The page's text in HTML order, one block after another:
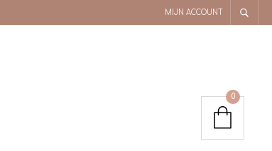
MIJN ACCOUNT
0